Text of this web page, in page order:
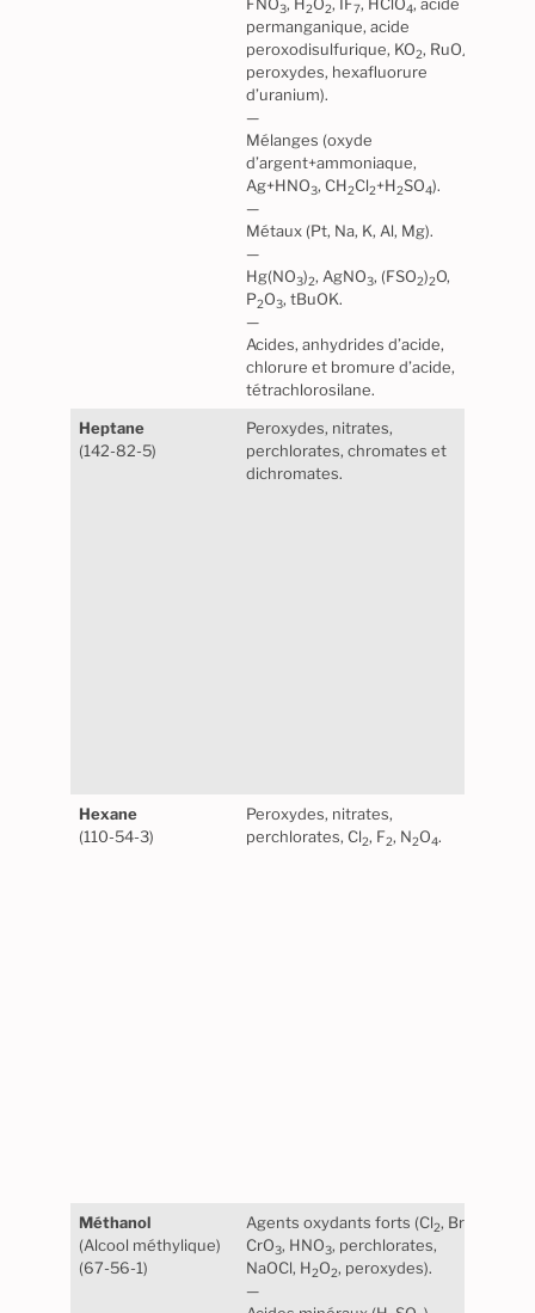
FNO3, H2O2, IF7, HClO4, acide
permanganique, acide
peroxodisulfurique, KO2, RuO4
peroxydes, hexafluorure
d’uranium).
—
Mélanges (oxyde
d’argent+ammoniaque,
Ag+HNO3, CH2Cl2+H2SO4).
—
Métaux (Pt, Na, K, Al, Mg).
—
Hg(NO3)2, AgNO3, (FSO2)2O,
P2O3, tBuOK.
—
Acides, anhydrides d’acide,
chlorure et bromure d’acide,
tétrachlorosilane.
Heptane
(142-82-5)
Peroxydes, nitrates,
perchlorates, chromates et
dichromates.
Hexane
(110-54-3)
Peroxydes, nitrates,
perchlorates, Cl2, F2, N2O4.
Méthanol
(Alcool méthylique)
(67-56-1)
Agents oxydants forts (Cl2, Br
CrO3, HNO3, perchlorates,
NaOCl, H2O2, peroxydes).
—